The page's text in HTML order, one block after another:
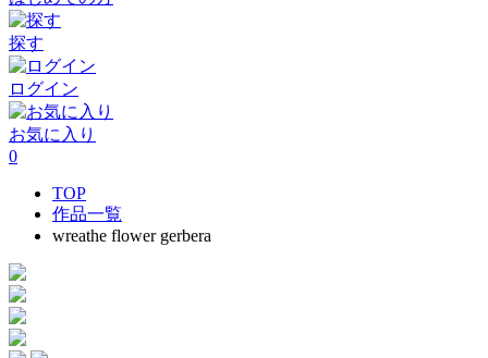
探す
ログイン
お気に入り
0
TOP
作品一覧
wreathe flower gerbera